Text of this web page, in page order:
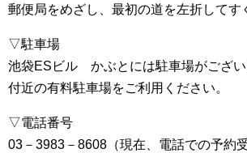
郵便局をめざし、最初の道を左折してす
▽駐車場
池袋ESビル かぶとには駐車場がござい
付近の有料駐車場をご利用ください。
▽電話番号
03－3983－8608（現在、電話での予約